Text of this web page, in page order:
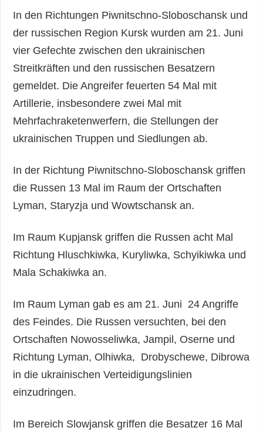
In den Richtungen Piwnitschno-Sloboschansk und
der russischen Region Kursk wurden am 21. Juni
vier Gefechte zwischen den ukrainischen
Streitkräften und den russischen Besatzern
gemeldet. Die Angreifer feuerten 54 Mal mit
Artillerie, insbesondere zwei Mal mit
Mehrfachraketenwerfern, die Stellungen der
ukrainischen Truppen und Siedlungen ab.
In der Richtung Piwnitschno-Sloboschansk griffen
die Russen 13 Mal im Raum der Ortschaften
Lyman, Staryzja und Wowtschansk an.
Im Raum Kupjansk griffen die Russen acht Mal
Richtung Hluschkiwka, Kuryliwka, Schyikiwka und
Mala Schakiwka an.
Im Raum Lyman gab es am 21. Juni 24 Angriffe
des Feindes. Die Russen versuchten, bei den
Ortschaften Nowosseliwka, Jampil, Oserne und
Richtung Lyman, Olhiwka, Drobyschewe, Dibrowa
in die ukrainischen Verteidigungslinien
einzudringen.
Im Bereich Slowjansk griffen die Besatzer 16 Mal